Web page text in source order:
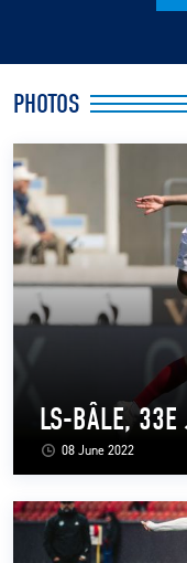
LS E-SHOP
L’APP DU LS
LS ACADEMY CAMPS
MATCH DES CELEBRITES
PRESSE ET MEDIAS
PHOTOS
08 June 2022
LS-BÂLE, 33E